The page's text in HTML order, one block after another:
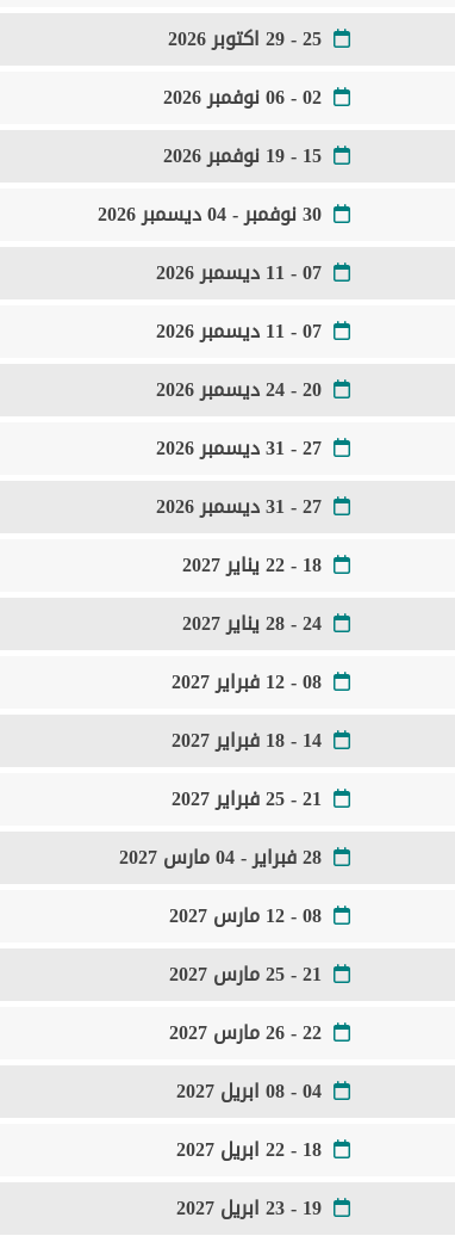
25 - 29 اكتوبر 2026
02 - 06 نوفمبر 2026
15 - 19 نوفمبر 2026
30 نوفمبر - 04 ديسمبر 2026
07 - 11 ديسمبر 2026
07 - 11 ديسمبر 2026
20 - 24 ديسمبر 2026
27 - 31 ديسمبر 2026
27 - 31 ديسمبر 2026
18 - 22 يناير 2027
24 - 28 يناير 2027
08 - 12 فبراير 2027
14 - 18 فبراير 2027
21 - 25 فبراير 2027
28 فبراير - 04 مارس 2027
08 - 12 مارس 2027
21 - 25 مارس 2027
22 - 26 مارس 2027
04 - 08 ابريل 2027
18 - 22 ابريل 2027
19 - 23 ابريل 2027